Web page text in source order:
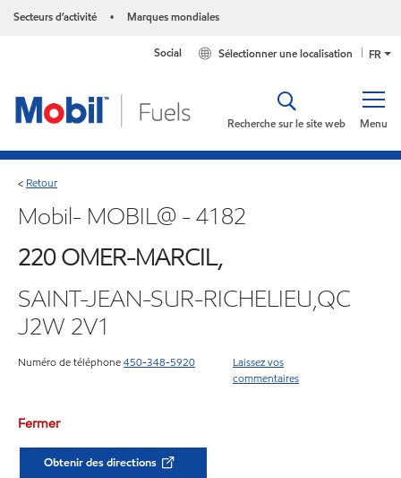
Secteurs d’activité • Marques mondiales
FR
Sélectionner une localisation
Social
Menu
Recherche sur le site web
< Retour
Mobil- MOBIL@ - 4182
220 OMER-MARCIL,
SAINT-JEAN-SUR-RICHELIEU,QC
J2W 2V1
Numéro de téléphone450-348-5920
Laissez vos
commentaires
Fermer
Obtenir des directions